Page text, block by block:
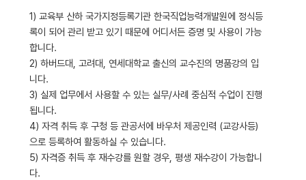
1) 교육부 산하 국가지정등록기관 한국직업능력개발원에 정식등
록이 되어 관리 받고 있기 때문에 어디서든 증명 및 사용이 가능
합니다.
2) 하버드대, 고려대, 연세대학교 출신의 교수진의 명품강의 입
니다.
3) 실제 업무에서 사용할 수 있는 실무/사례 중심적 수업이 진행
됩니다.
4) 자격 취득 후 구청 등 관공서에 바우처 제공인력 (교강사등)
으로 등록하여 활동하실 수 있습니다.
5) 자격증 취득 후 재수강를 원할 경우, 평생 재수강이 가능합니
다.